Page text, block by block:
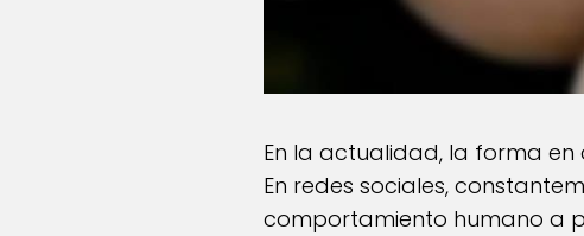
En la actualidad, la forma
En redes sociales,
comportamiento humano a